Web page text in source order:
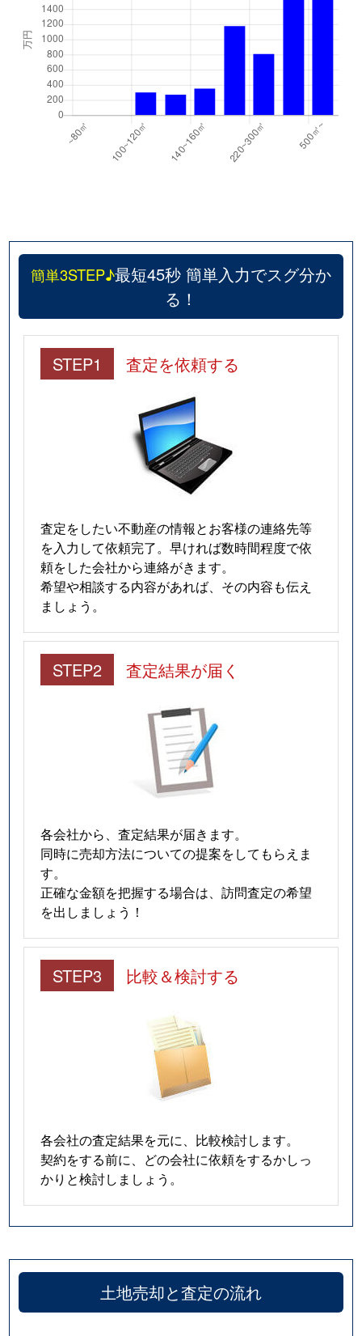
簡単3STEP♪最短45秒 簡単入力でスグ分か
る！
STEP1 査定を依頼する
査定をしたい不動産の情報とお客様の連絡先等
を入力して依頼完了。早ければ数時間程度で依
頼をした会社から連絡がきます。
希望や相談する内容があれば、その内容も伝え
ましょう。
STEP2 査定結果が届く
各会社から、査定結果が届きます。
同時に売却方法についての提案をしてもらえま
す。
正確な金額を把握する場合は、訪問査定の希望
を出しましょう！
STEP3 比較＆検討する
各会社の査定結果を元に、比較検討します。
契約をする前に、どの会社に依頼をするかしっ
かりと検討しましょう。
土地売却と査定の流れ